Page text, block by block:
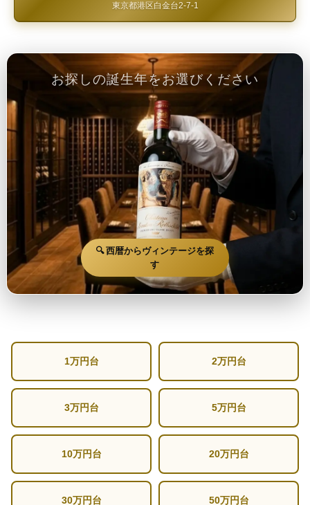
東京都港区白金台2-7-1
お探しの誕生年をお選びください
🔍 西暦からヴィンテージを探
す
1万円台 2万円台
3万円台 5万円台
10万円台 20万円台
30万円台 50万円台